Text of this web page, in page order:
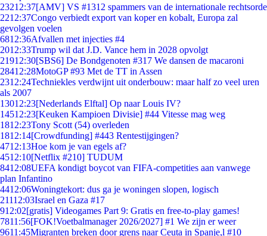
23212:37[AMV] VS #1312 spammers van de internationale rechtsorde
2212:37Congo verbiedt export van koper en kobalt, Europa zal
gevolgen voelen
6812:36Afvallen met injecties #4
2012:33Trump wil dat J.D. Vance hem in 2028 opvolgt
21912:30[SBS6] De Bondgenoten #317 We dansen de macaroni
28412:28MotoGP #93 Met de TT in Assen
2312:24Techniekles verdwijnt uit onderbouw: maar half zo veel uren
als 2007
13012:23[Nederlands Elftal] Op naar Louis IV?
14512:23[Keuken Kampioen Divisie] #44 Vitesse mag weg
1812:23Tony Scott (54) overleden
1812:14[Crowdfunding] #443 Rentestijgingen?
4712:13Hoe kom je van egels af?
4512:10[Netflix #210] TUDUM
8412:08UEFA kondigt boycot van FIFA-competities aan vanwege
plan Infantino
4412:06Woningtekort: dus ga je woningen slopen, logisch
21112:03Israel en Gaza #17
912:02[gratis] Videogames Part 9: Gratis en free-to-play games!
7811:56[FOK!Voetbalmanager 2026/2027] #1 We zijn er weer
9611:45Migranten breken door grens naar Ceuta in Spanje,l #10